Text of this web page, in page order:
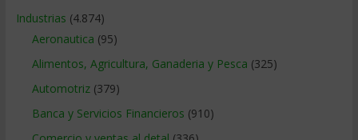
Industrias (4.874)
Aeronautica (95)
Alimentos, Agricultura, Ganaderia y Pesca (325)
Automotriz(379)
Banca y Servicios Financieros (910)